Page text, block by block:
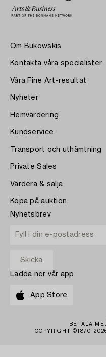
Om Bukowskis
Kontakta våra specialister
Våra Fine Art-resultat
Nyheter
Hemvärdering
Kundservice
Transport och uthämtning
Private Sales
Värdera & sälja
Köpa på auktion
Nyhetsbrev
Ladda ner vår app
App Store
BETALA
COPYRIGHT ©1870-